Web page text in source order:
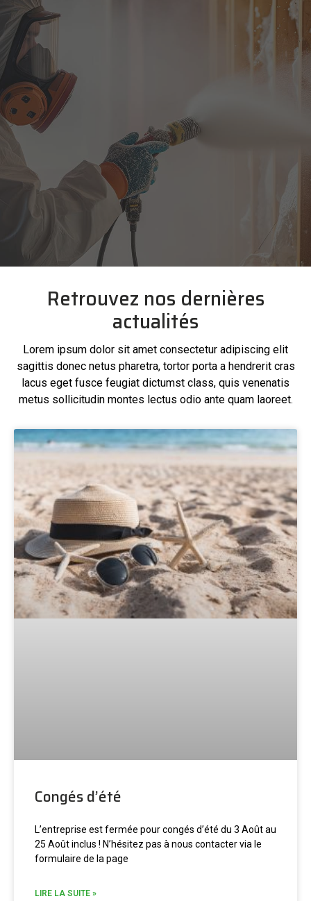
Retrouvez nos dernières
actualités
Lorem ipsum dolor sit amet consectetur adipiscing elit
sagittis donec netus pharetra, tortor porta a hendrerit cras
lacus eget fusce feugiat dictumst class, quis venenatis
metus sollicitudin montes lectus odio ante quam laoreet.
Congés d’été
L’entreprise est fermée pour congés d’été du 3 Août au
25 Août inclus ! N’hésitez pas à nous contacter via le
formulaire de la page
LIRE LA SUITE »